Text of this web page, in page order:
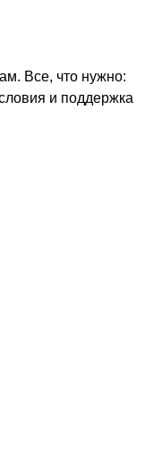
Все, что нужно:
и поддержка